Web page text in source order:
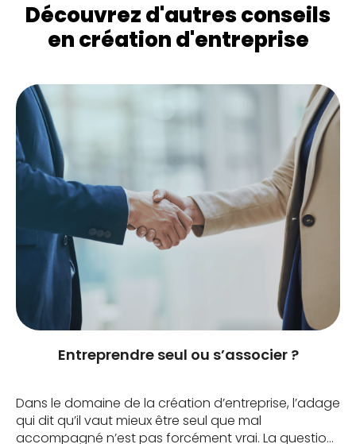
Découvrez d'autres conseils
en création d'entreprise
Entreprendre seul ou s’associer ?
Dans le domaine de la création d’entreprise, l’adage
qui dit qu’il vaut mieux être seul que mal
accompagné n’est pas forcément vrai. La question